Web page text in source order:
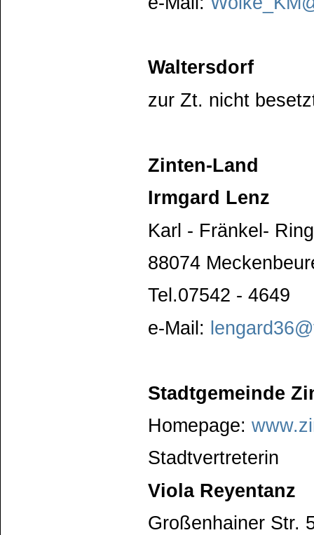
Waltersdorf
zur Zt. nicht
Zinten-Land
Irmgard Lenz
Karl - Fränkel-
88074
Tel.07542 - 4649
e-Mail:
Stadtgemeinde
Homepage:
Stadtvertreterin
Viola Reyentanz
Großenhainer Str.